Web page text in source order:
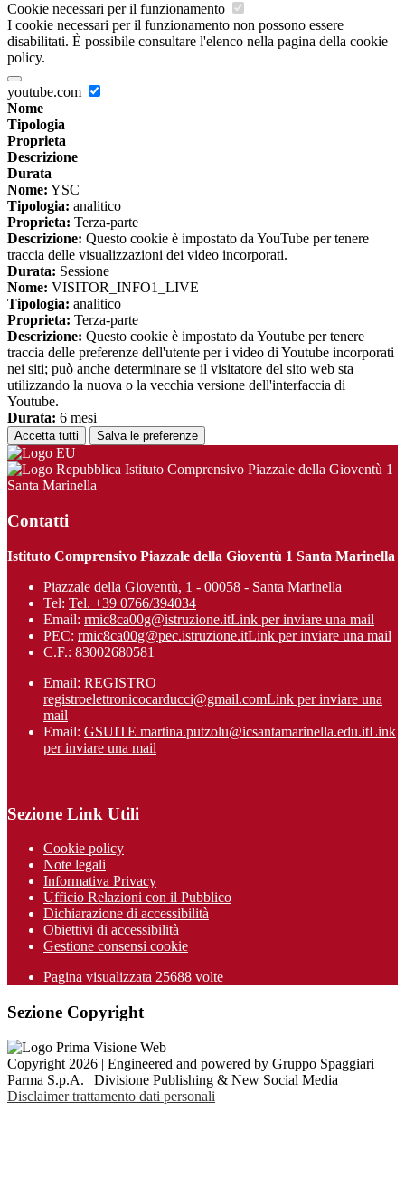
Cookie necessari per il funzionamento
I cookie necessari per il funzionamento non possono essere
disabilitati. È possibile consultare l'elenco nella pagina della cookie
policy.
youtube.com
Nome
Tipologia
Proprieta
Descrizione
Durata
Nome: YSC
Tipologia: analitico
Proprieta: Terza-parte
Descrizione: Questo cookie è impostato da YouTube per tenere
traccia delle visualizzazioni dei video incorporati.
Durata: Sessione
Nome: VISITOR_INFO1_LIVE
Tipologia: analitico
Proprieta: Terza-parte
Descrizione: Questo cookie è impostato da Youtube per tenere
traccia delle preferenze dell'utente per i video di Youtube incorporati
nei siti; può anche determinare se il visitatore del sito web sta
utilizzando la nuova o la vecchia versione dell'interfaccia di
Youtube.
Durata: 6 mesi
Accetta tutti Salva le preferenze
Istituto Comprensivo Piazzale della Gioventù 1
Santa Marinella
Contatti
Istituto Comprensivo Piazzale della Gioventù 1 Santa Marinella
Piazzale della Gioventù, 1 - 00058 - Santa Marinella
Tel: Tel. +39 0766/394034
Email: rmic8ca00g@istruzione.itLink per inviare una mail
PEC: rmic8ca00g@pec.istruzione.itLink per inviare una mail
C.F.: 83002680581
Email: REGISTRO
registroelettronicocarducci@gmail.comLink per inviare una
mail
Email: GSUITE martina.putzolu@icsantamarinel​la.edu.itLink
per inviare una mail
Sezione Link Utili
Cookie policy
Note legali
Informativa Privacy
Ufficio Relazioni con il Pubblico
Dichiarazione di accessibilità
Obiettivi di accessibilità
Gestione consensi cookie
Pagina visualizzata 25688 volte
Sezione Copyright
Copyright 2026 | Engineered and powered by Gruppo Spaggiari
Parma S.p.A. | Divisione Publishing & New Social Media
Disclaimer trattamento dati personali